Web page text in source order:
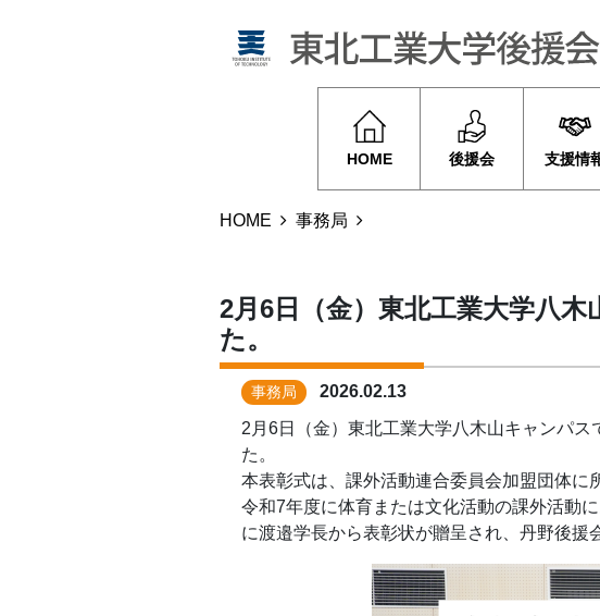
HOME 後援会 支援情
HOME 事務局
2月6日（金）東北工業大学八
た。
事務局
2026.02.13
2月6日（金）東北工業大学八木山キャンパ
た。
本表彰式は、課外活動連合委員会加盟団体に
令和7年度に体育または文化活動の課外活動
に渡邉学長から表彰状が贈呈され、丹野後援